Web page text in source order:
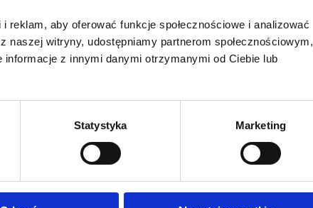
aby oferować funkcje społecznościowe i analizować
witryny, udostępniamy partnerom społecznościowym,
z innymi danymi otrzymanymi od Ciebie lub
Statystyka Marketing